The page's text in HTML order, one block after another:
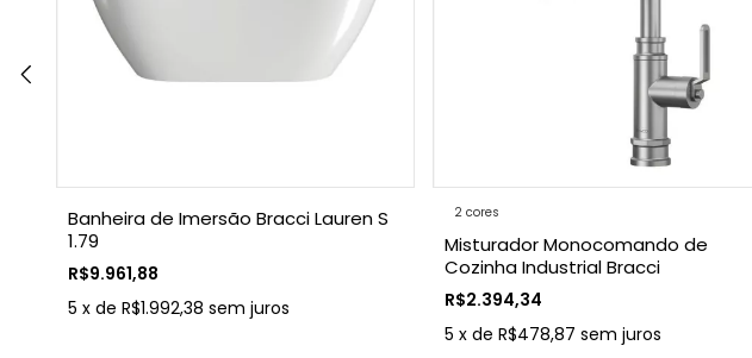
Banheira de Imersão Bracci Lauren S
1.79
R$9.961,88
5 x de R$1.992,38 sem juros
2 cores
Misturador Monocomando de
Cozinha Industrial Bracci
R$2.394,34
5 xdeR$478,87 sem juros